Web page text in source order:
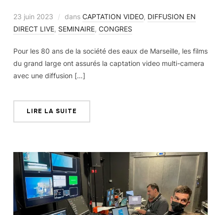
23 juin 2023 dans CAPTATION VIDEO, DIFFUSION EN
DIRECT LIVE, SEMINAIRE, CONGRES
Pour les 80 ans de la société des eaux de Marseille, les films
du grand large ont assurés la captation video multi-camera
avec une diffusion […]
LIRE LA SUITE